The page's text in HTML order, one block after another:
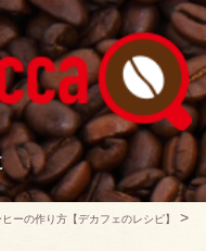
ーの作り方【デカフェのレシピ】 >